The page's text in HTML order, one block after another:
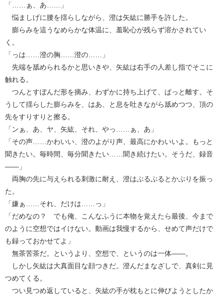
「……ぁ、あ……」
悩ましげに腰を揺らしながら、澄は矢紘に勝手を許した。
膨らみを這うなめらかな体温に、羞恥心が残らず溶かされてい
く。
「っは……澄の胸……澄の……」
先端を舐められるかと思いきや、矢紘は右手の人差し指でそこに
触れる。
つんとすぼんだ形を摘み、わずかに持ち上げて、ぱっと離す。そ
うして揺らした膨らみを、はあ、と息を吐きながら舐めつつ、頂の
先をすりすりと擦る。
「ンぁ、あ、ヤ、矢紘、それ、やっ……ぁ、あ」
「その声……かわいい、澄のよがり声、最高にかわいいよ。もっと
聞きたい。毎時間、毎分聞きたい……聞き続けたい。そうだ、録音
――」
両胸の先に与えられる刺激に耐え、澄はぶるぶるとかぶりを振っ
た。
「嫌ぁ……それ、だけは……っ」
「だめなの？ でも俺、こんなふうに本物を覚えたら最後、今まで
のように空想ではイけない。動画は我慢するから、せめて声だけで
も録っておかせてよ」
無茶苦茶だ。というより、空想で、というのは一体――。
しかし矢紘は大真面目な顔つきだ。澄んだまなざしで、真剣に見
つめてくる。
つい見つめ返していると、矢紘の手が枕もとに伸びようとしたか